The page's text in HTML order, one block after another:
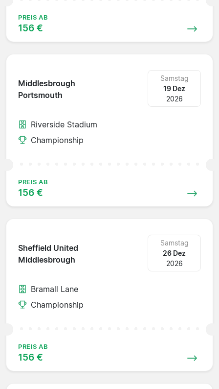
PREIS AB
156 €
Middlesbrough
Portsmouth
Samstag
19 Dez
2026
Riverside Stadium
Championship
PREIS AB
156 €
Sheffield United
Middlesbrough
Samstag
26 Dez
2026
Bramall Lane
Championship
PREIS AB
156 €